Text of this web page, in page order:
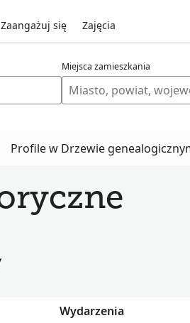
Zaangażuj się Zajęcia
Miejsca zamieszkania
Profile w Drzewie
Wydarzenia